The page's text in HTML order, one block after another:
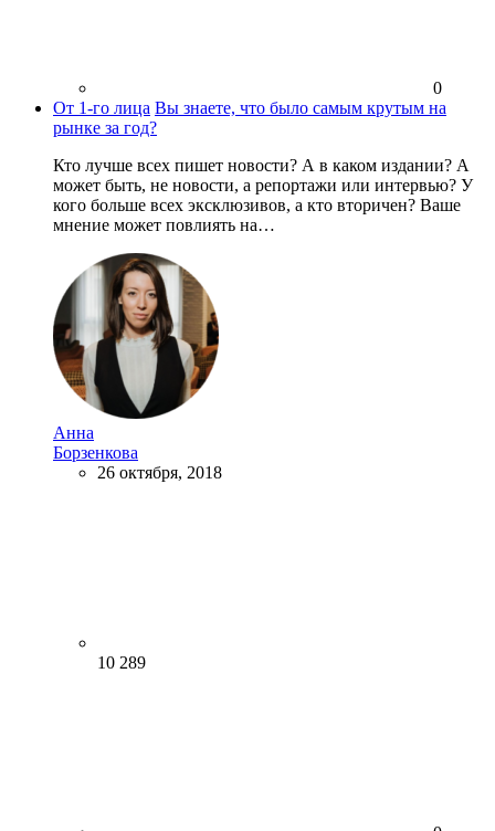
0
От 1-го лица Вы знаете, что было самым крутым на
рынке за год?
Кто лучше всех пишет новости? А в каком издании? А
может быть, не новости, а репортажи или интервью? У
кого больше всех эксклюзивов, а кто вторичен? Ваше
мнение может повлиять на…
Анна
Борзенкова
26 октября, 2018
10 289